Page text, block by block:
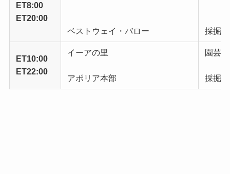
ET8:00
ET20:00
ベストウェイ・バロー 採掘師
ET10:00
ET22:00
イーアの里
アポリア本部
園芸師
採掘師